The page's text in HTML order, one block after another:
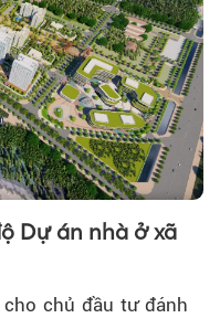
Dự án nhà ở xã
chủ đầu tư đánh